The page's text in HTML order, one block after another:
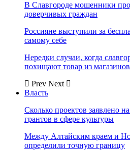
В Славгороде мошенники
доверчивых граждан
Россияне выступили за
самому себе
Нередки случаи, когда
похищают товар из
Prev Next
Власть
Сколько проектов заявлено
грантов в сфере культуры
Между Алтайским краем и
определили точную границу